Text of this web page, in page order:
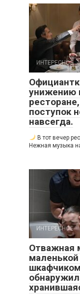
ИНТЕРЕСНОЕ
унижению
поступок
навсегда.
В тот вечер
Нежная музыка
ИНТЕРЕСНОЕ
Отважная